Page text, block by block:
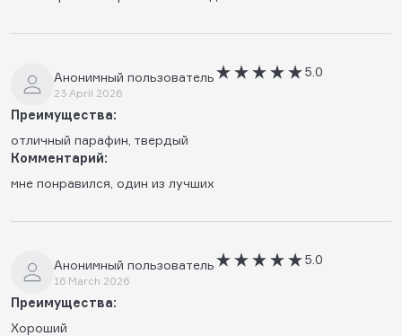
Анонимный пользователь
23 April 2026
5.0
Преимущества:
отличный парафин, твердый
Комментарий:
мне понравился, один из лучших
Анонимный пользователь
16 March 2026
5.0
Преимущества:
Хороший